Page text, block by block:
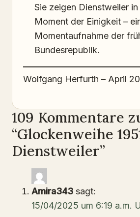
Sie zeigen Dienstweiler in
Moment der Einigkeit –
Momentaufnahme der
Bundesrepublik.
Wolfgang Herfurth – April
109 Kommentare
“Glockenweihe
Dienstweiler”
Amira343 sagt:
15/04/2025 um 6:19 a.m.